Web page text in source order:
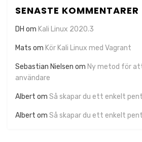
SENASTE KOMMENTARER
DH om Kali Linux 2020.3
Mats om Kör Kali Linux med Vagrant
Sebastian Nielsen om Ny metod för
användare
Albert om Så skapar du ett enkelt
Albert om Så skapar du ett enkelt